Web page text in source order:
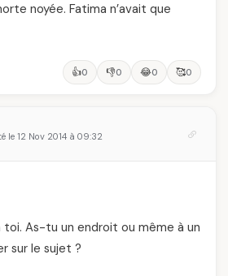
noyée. Fatima n’avait que
👍0 👎0 😂0 🥰0
le 12 Nov 2014 à 09:32
toi. As-tu un endroit ou même à un
sur le sujet ?